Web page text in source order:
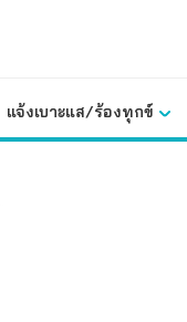
แจ้งเบาะแส/ร้องทุกข์